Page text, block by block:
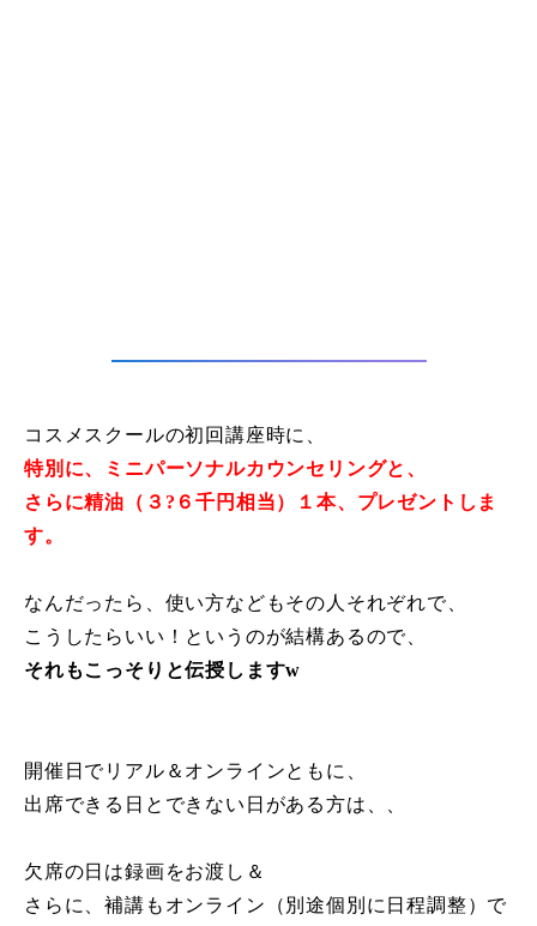
コスメスクールの初回講座時に、
特別に、ミニパーソナルカウンセリングと、
さらに精油（３?６千円相当）１本、プレゼントしま
す。
なんだったら、使い方などもその人それぞれで、
こうしたらいい！というのが結構あるので、
それもこっそりと伝授しますw
開催日でリアル＆オンラインともに、
出席できる日とできない日がある方は、、
欠席の日は録画をお渡し＆
さらに、補講もオンライン（別途個別に日程調整）で